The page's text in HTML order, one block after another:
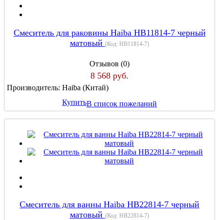
Cмеситель для раковины Haiba HB11814-7 черный
матовый (Код: HB11814-7)
Отзывов (0)
8 568 руб.
Производитель: Haiba (Китай)
КупитьВ список пожеланий
Cмеситель для ванны Haiba HB22814-7 черный
матовый (Код: HB22814-7)